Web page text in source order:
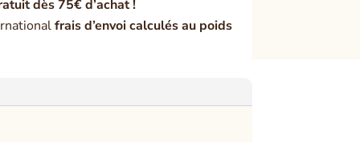
dès 75€ d’achat !
frais d’envoi calculés au poids